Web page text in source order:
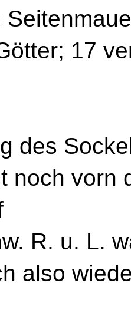
17
des
noch vorn
R. u. L.
also